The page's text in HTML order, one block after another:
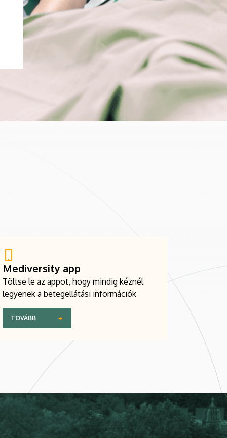
Mediversity app
Töltse le az appot, hogy mindig kéznél
legyenek a betegellátási információk
TOVÁBB